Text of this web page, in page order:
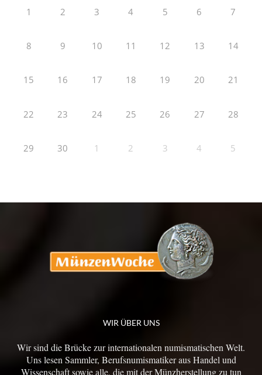
1 2 3 4 5 6 7
8 9 10 11 12 13 14
15 16 17 18 19 20 21
22 23 24 25 26 27 28
29 30 1 2 3 4 5
WIR ÜBER UNS
Wir sind die Brücke zur internationalen numismatischen Welt.
Uns lesen Sammler, Berufsnumismatiker aus Handel und
Wissenschaft sowie alle, die mit der Münzherstellung zu tun